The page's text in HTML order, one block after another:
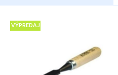
VÝPREDAJ